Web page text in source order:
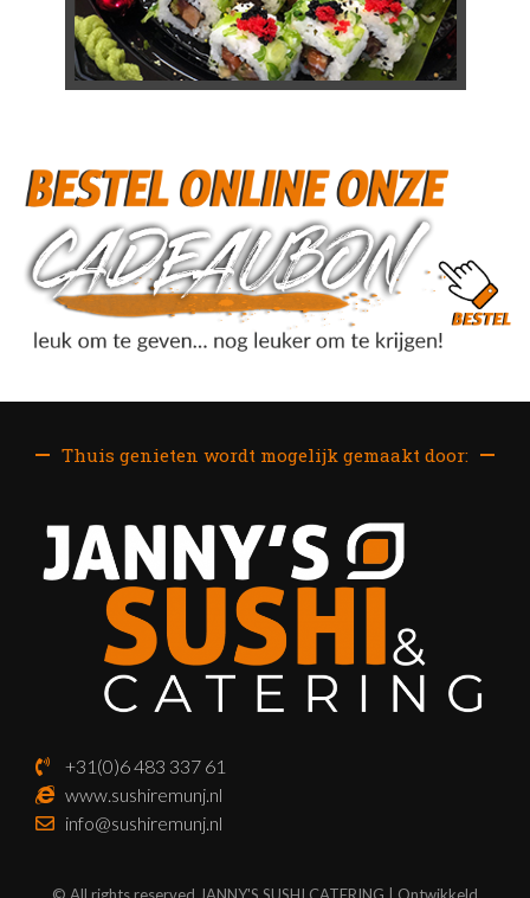
Thuis genieten wordt mogelijk gemaakt door:
+31(0)6 483 337 61
www.sushiremunj.nl
info@sushiremunj.nl